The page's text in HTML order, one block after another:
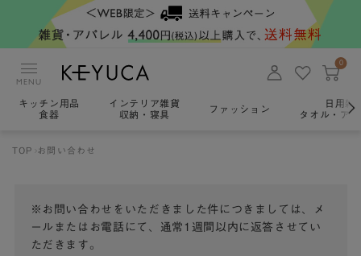
MENU
0
キッチン用品
食器
インテリア雑貨
収納・寝具
ファッション
日用雑
タオル・ア
TOP お問い合わせ
※お問い合わせをいただきました件につきましては、メ
ールまたはお電話にて、通常1週間以内に返答させてい
ただきます。